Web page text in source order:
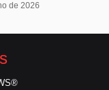
de 2026